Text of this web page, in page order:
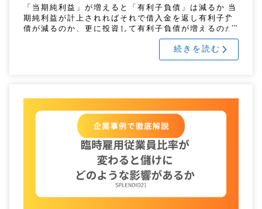
「当期純利益」が増えると「有利子負債」は減るか 当
期純利益が計上されればそれで借入金を返し有利子負
債が減るのか、更に投資して有利子負債が増えるのか
経営判断はいろいろです。有利子負債の増減を確認し
続きを読む